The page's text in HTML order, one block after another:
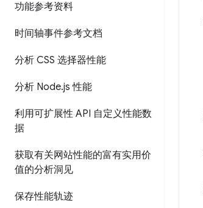
功能参考资料
时间轴事件参考文档
分析 CSS 选择器性能
分析 Node.js 性能
利用可扩展性 API 自定义性能数
据
获取有关网站性能的富有实用价
值的分析洞见
保存性能轨迹